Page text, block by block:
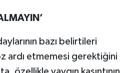
bazı belirtileri
ardı etmemesi gerektiğini